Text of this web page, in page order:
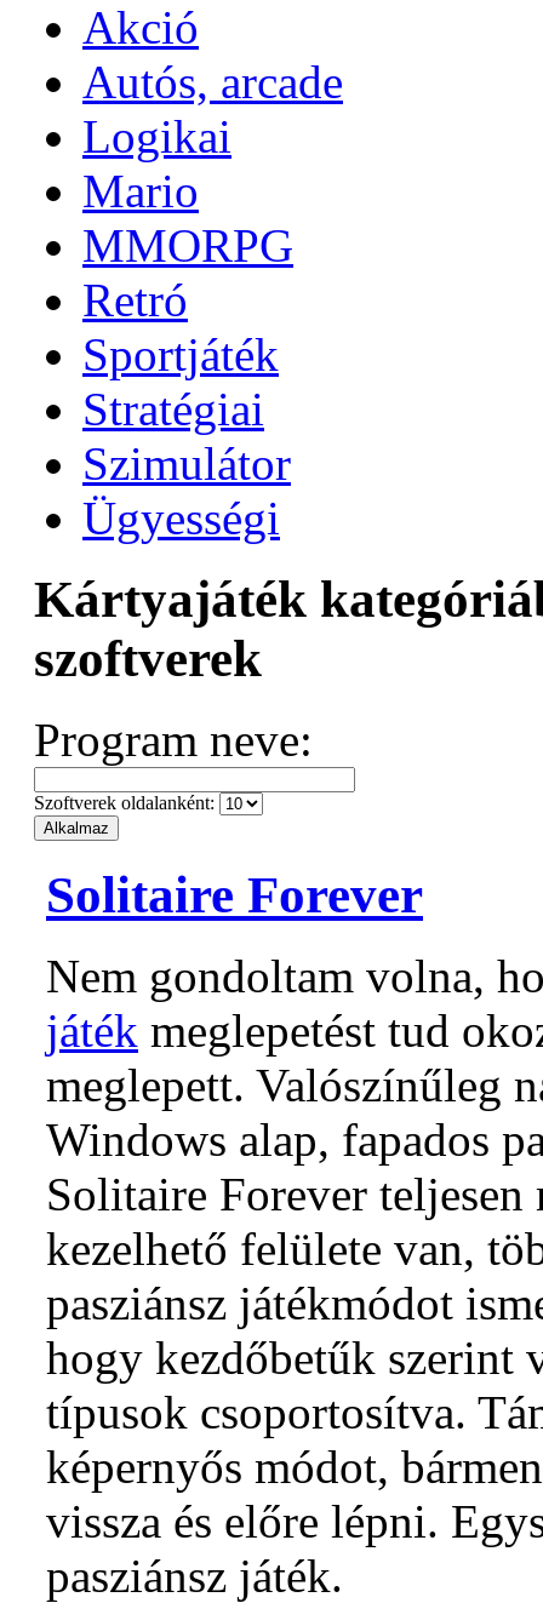
Akció
Autós, arcade
Logikai
Mario
MMORPG
Retró
Sportjáték
Stratégiai
Szimulátor
Ügyességi
Kártyajáték
szoftverek
Program neve:
Szoftverek oldalanként:
Solitaire Forever
Nem gondoltam volna,
játék meglepetést tud
meglepett. Valószínűleg
Windows alap, fapados
Solitaire Forever teljesen
kezelhető felülete van,
pasziánsz játékmódot
hogy kezdőbetűk szerint
típusok csoportosítva.
képernyős módot,
vissza és előre lépni.
pasziánsz játék.